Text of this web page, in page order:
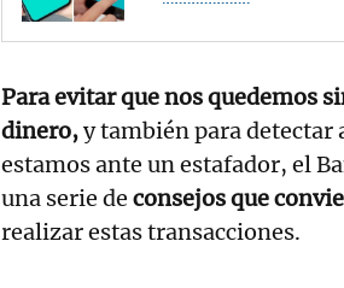
Para evitar que nos quedemos
dinero,y también para detectar
estamos ante un estafador, el
una serie de consejos que
realizar estas transacciones.